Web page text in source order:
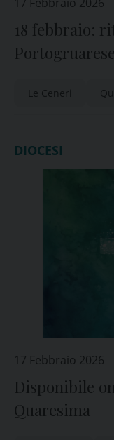
18 febbraio:
Portogruarese
Le Ceneri
DIOCESI
17 Febbraio 2026
Disponibile
Quaresima